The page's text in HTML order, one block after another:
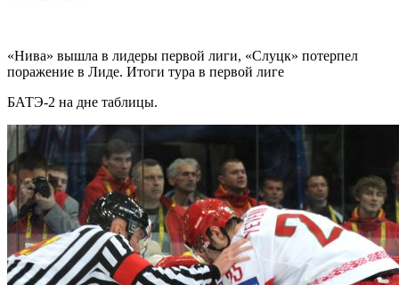
«Нива» вышла в лидеры первой лиги, «Слуцк» потерпел
поражение в Лиде. Итоги тура в первой лиге
БАТЭ-2 на дне таблицы.